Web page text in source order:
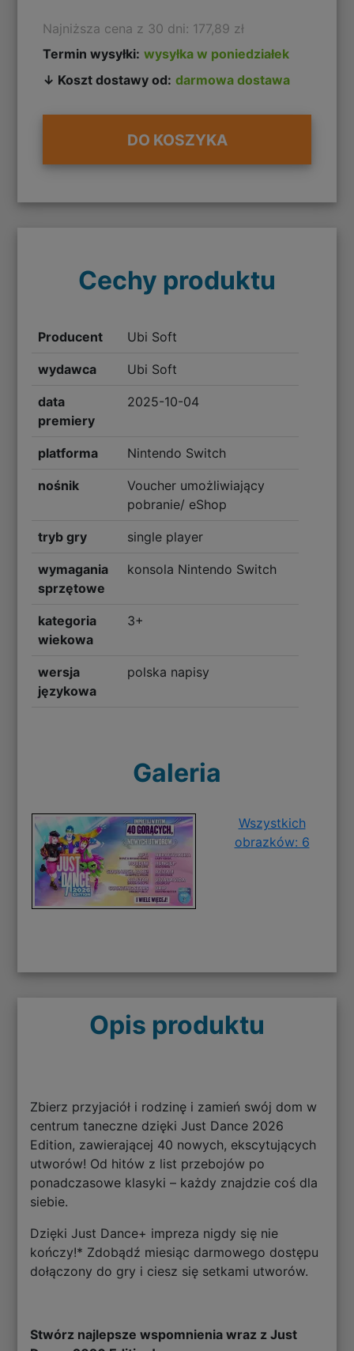
Najniższa cena z 30 dni: 177,89 zł
Termin wysyłki: wysyłka w poniedziałek
↓ Koszt dostawy od: darmowa dostawa
DO KOSZYKA
Cechy produktu
Producent Ubi Soft
wydawca Ubi Soft
data
premiery
2025-10-04
platforma Nintendo Switch
nośnik
Voucher umożliwiający
pobranie/ eShop
tryb gry single player
wymagania
sprzętowe
konsola Nintendo Switch
kategoria
wiekowa
3+
wersja
językowa
polska napisy
Galeria
Wszystkich
obrazków: 6
Opis produktu
Zbierz przyjaciół i rodzinę i zamień swój dom w
centrum taneczne dzięki Just Dance 2026
Edition, zawierającej 40 nowych, ekscytujących
utworów! Od hitów z list przebojów po
ponadczasowe klasyki – każdy znajdzie coś dla
siebie.
Dzięki Just Dance+ impreza nigdy się nie
kończy!* Zdobądź miesiąc darmowego dostępu
dołączony do gry i ciesz się setkami utworów.
Stwórz najlepsze wspomnienia wraz z Just